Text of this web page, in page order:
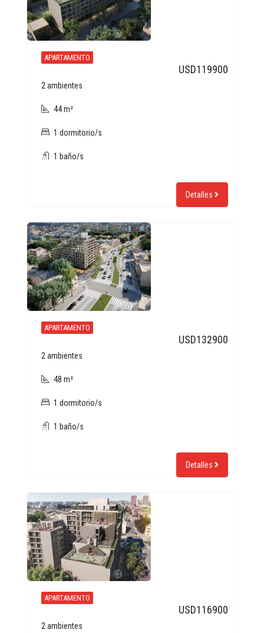
APARTAMENTO
USD119900
2 ambientes
44 m²
1 dormitorio/s
1 baño/s
Detalles
APARTAMENTO
USD132900
2 ambientes
48 m²
1 dormitorio/s
1 baño/s
Detalles
APARTAMENTO
USD116900
2 ambientes